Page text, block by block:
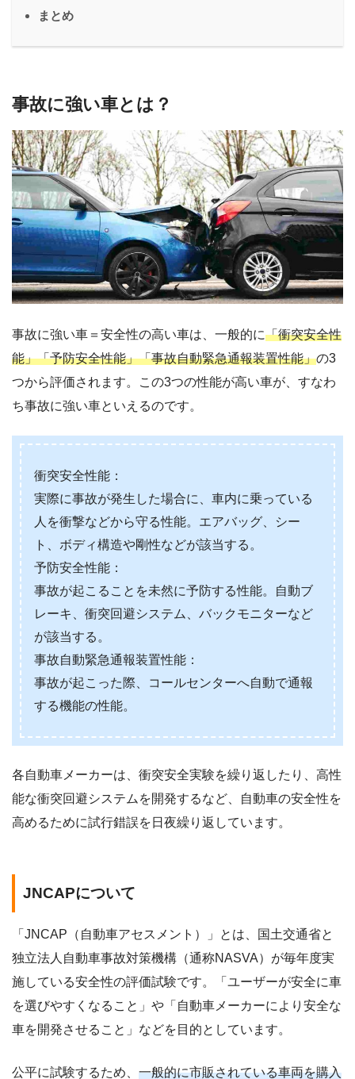
まとめ
事故に強い車とは？
事故に強い車＝安全性の高い車は、一般的に「衝突安全性
能」「予防安全性能」「事故自動緊急通報装置性能」の3
つから評価されます。この3つの性能が高い車が、すなわ
ち事故に強い車といえるのです。
衝突安全性能：
実際に事故が発生した場合に、車内に乗っている
人を衝撃などから守る性能。エアバッグ、シー
ト、ボディ構造や剛性などが該当する。
予防安全性能：
事故が起こることを未然に予防する性能。自動ブ
レーキ、衝突回避システム、バックモニターなど
が該当する。
事故自動緊急通報装置性能：
事故が起こった際、コールセンターへ自動で通報
する機能の性能。
各自動車メーカーは、衝突安全実験を繰り返したり、高性
能な衝突回避システムを開発するなど、自動車の安全性を
高めるために試行錯誤を日夜繰り返しています。
JNCAPについて
「JNCAP（自動車アセスメント）」とは、国土交通省と
独立法人自動車事故対策機構（通称NASVA）が毎年度実
施している安全性の評価試験です。「ユーザーが安全に車
を選びやすくなること」や「自動車メーカーにより安全な
車を開発させること」などを目的としています。
公平に試験するため、 一般的に市販されている車両を購入